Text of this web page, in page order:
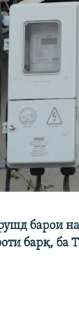
барои
барқ,